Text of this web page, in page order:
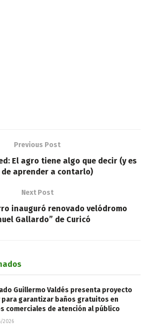
Previous Post
El agro tiene algo que decir (y es
de aprender a contarlo)
Next Post
inauguró renovado velódromo
Gallardo” de Curicó
Guillermo Valdés presenta proyecto
para garantizar baños gratuitos en
comerciales de atención al público
2026